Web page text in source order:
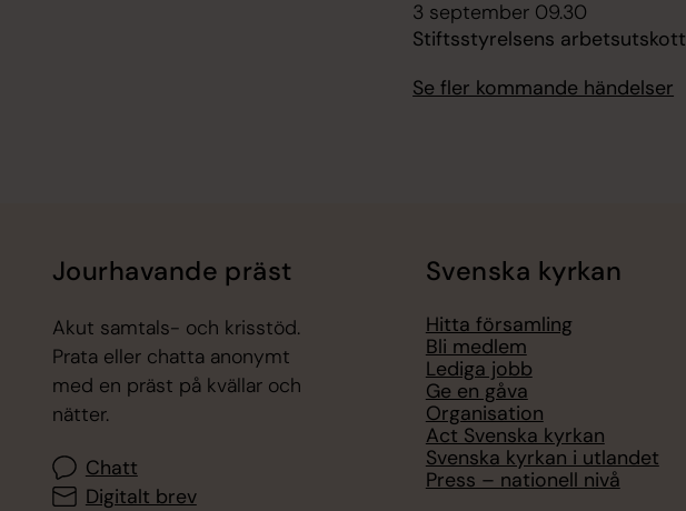
3 september 09.30
Stiftsstyrelsens arbetsutskott
Se fler kommande händelser
Jourhavande präst
Akut samtals- och krisstöd.
Prata eller chatta anonymt
med en präst på kvällar och
nätter.
Chatt
Digitalt brev
Svenska kyrkan
Hitta församling
Bli medlem
Lediga jobb
Ge en gåva
Organisation
Act Svenska kyrkan
Svenska kyrkan i utlandet
Press – nationell nivå